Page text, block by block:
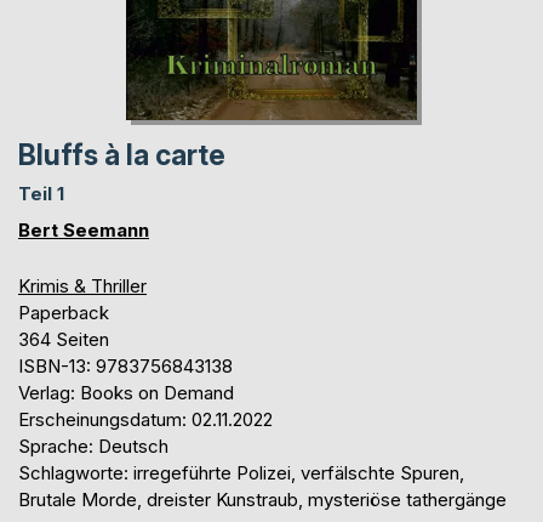
Bluffs à la carte
Teil 1
Bert Seemann
Krimis & Thriller
Paperback
364 Seiten
ISBN-13: 9783756843138
Verlag: Books on Demand
Erscheinungsdatum: 02.11.2022
Sprache: Deutsch
Schlagworte: irregeführte Polizei, verfälschte Spuren,
Brutale Morde, dreister Kunstraub, mysteriöse tathergänge